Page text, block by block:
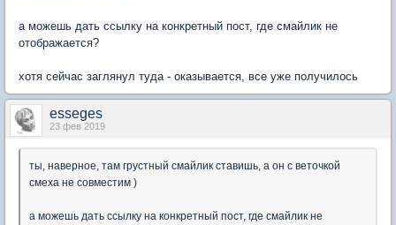
а можешь дать ссылку на конкретный пост, где смайлик не
отображается?
хотя сейчас заглянул туда - оказывается, все уже получилось
esseges
23 фев 2019
ты, наверное, там грустный смайлик ставишь, а он с веточкой
смеха не совместим )
а можешь дать ссылку на конкретный пост, где смайлик не